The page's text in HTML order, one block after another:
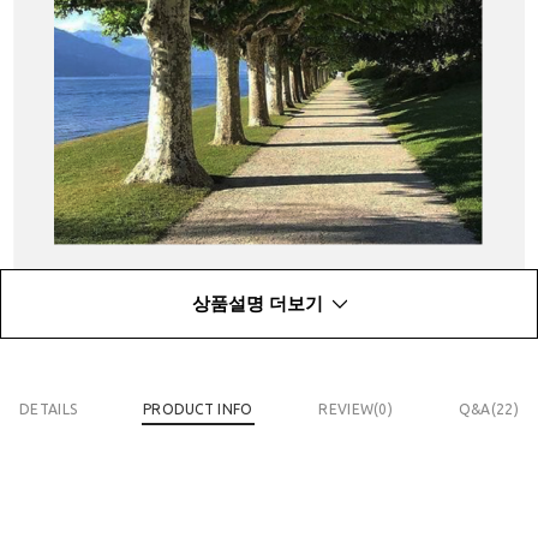
상품설명 더보기
DETAILS PRODUCT INFO REVIEW(0) Q&A(22)